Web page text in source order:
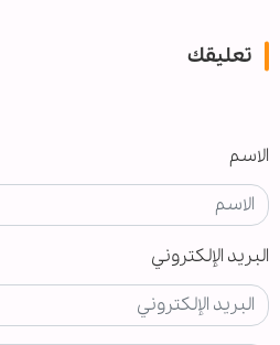
تعليقك
الاسم
البريد الإلكتروني